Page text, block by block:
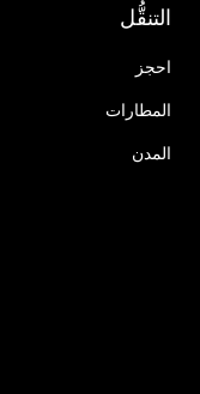
التنقُّل
احجز
المطارات
المدن